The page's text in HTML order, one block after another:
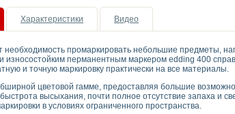
Характеристики Видео
необходимость промаркировать небольшие предметы,
износостойким перманентным маркером edding 400
и точную маркировку практически на все материалы.
цветовой гамме, предоставляя большие
быстрота высыхания, почти полное отсутствие запаха и
в условиях ограниченного пространства.